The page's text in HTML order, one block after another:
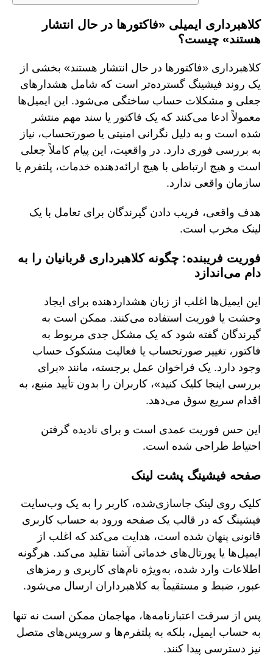
کلاهبرداری ایمیلی «فاکتورها در حال انتشار
هستند» چیست؟
کلاهبرداری «فاکتورها در حال انتشار هستند» بخشی از
یک روند فیشینگ گسترده‌تر است که شامل هشدارهای
جعلی و مشکلات حساب ساختگی می‌شود. این ایمیل‌ها
معمولاً ادعا می‌کنند که یک فاکتور یا سند مهم منتشر
شده است و به دلیل نگرانی امنیتی یا صورتحساب، نیاز
به بررسی فوری دارد. در واقعیت، این پیام کاملاً جعلی
است و هیچ ارتباطی با هیچ ارائه‌دهنده خدمات، پلتفرم یا
سازمان واقعی ندارد.
هدف واقعی، فریب دادن گیرندگان برای تعامل با یک
لینک مخرب است.
فوریت فریبنده: چگونه کلاهبرداری قربانیان را به
دام می‌اندازد
این ایمیل‌ها اغلب از زبان هشداردهنده برای ایجاد
وحشت یا فوریت استفاده می‌کنند. ممکن است به
گیرندگان گفته شود که یک مشکل جدی مربوط به
فاکتور، تغییر صورتحساب یا فعالیت مشکوک حساب
وجود دارد. یک فراخوان عمل برجسته، مانند «برای
بررسی اینجا کلیک کنید»، کاربران را بدون تأیید منبع، به
اقدام سریع سوق می‌دهد.
این حس فوریت عمدی است و برای نادیده گرفتن
احتیاط طراحی شده است.
صفحه فیشینگ پشت لینک
کلیک روی لینک جاسازی‌شده، کاربر را به یک وب‌سایت
فیشینگ که در قالب یک صفحه ورود به حساب کاربری
قانونی پنهان شده است، هدایت می‌کند که اغلب از
ایمیل‌ها یا پورتال‌های خدماتی آشنا تقلید می‌کند. هرگونه
اطلاعات وارد شده، به‌ویژه نام‌های کاربری و رمزهای
عبور، ضبط و مستقیماً به کلاهبرداران ارسال می‌شود.
پس از سرقت اعتبارنامه‌ها، مهاجمان ممکن است نه تنها
به حساب ایمیل، بلکه به پلتفرم‌ها و سرویس‌های متصل
نیز دسترسی پیدا کنند.